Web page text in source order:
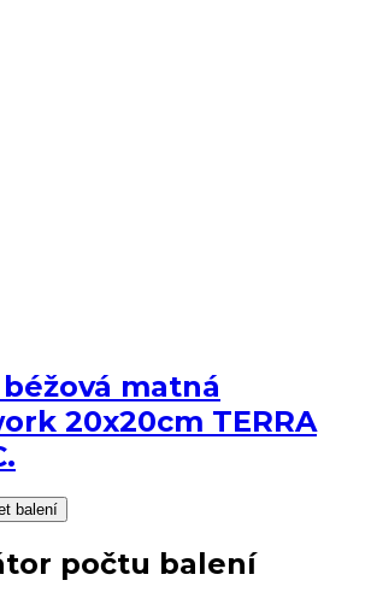
matná
20x20cm TERRA
balení
počtu balení